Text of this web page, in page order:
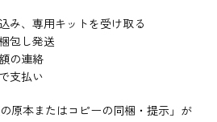
み、専用キットを受け取る
包し発送
の連絡
支払い
原本またはコピーの同梱・提示」が